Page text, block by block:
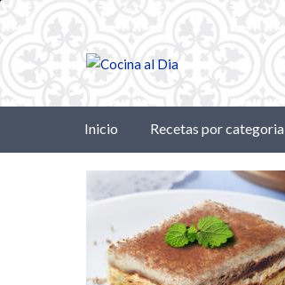
Inicio Recetas por categoria